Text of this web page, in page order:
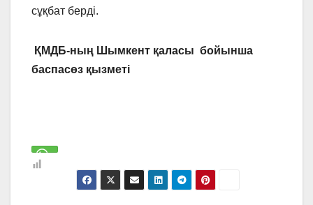
сұқбат берді.
ҚМДБ-ның Шымкент қаласы бойынша
баспасөз қызметі